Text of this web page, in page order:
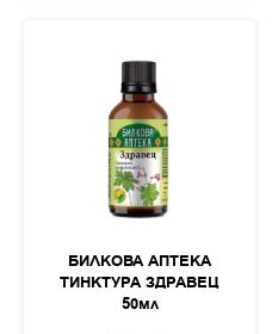
БИЛКОВА АПТЕКА
ТИНКТУРА ЗДРАВЕЦ
50мл